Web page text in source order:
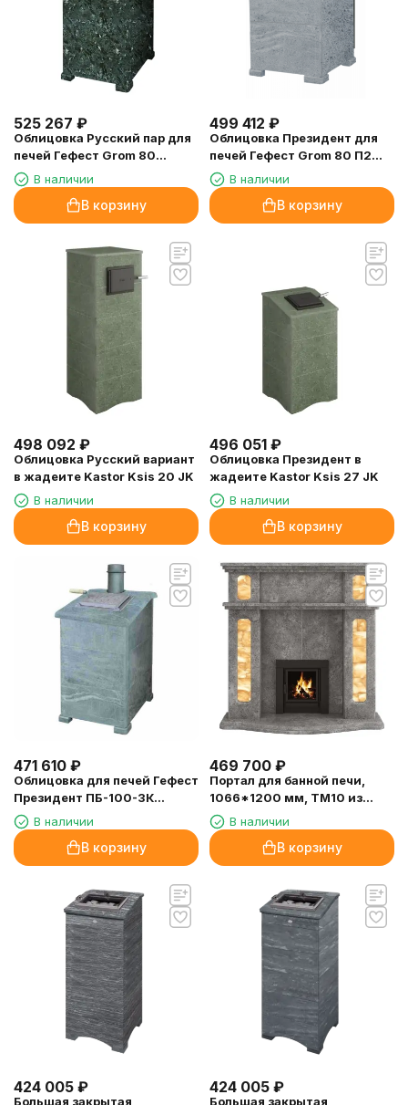
525 267 ₽
Облицовка Русский пар для
печей Гефест Grom 80
Серпентинит (1680/60)
В наличии
В корзину
499 412 ₽
Облицовка Президент для
печей Гефест Grom 80 П2
Талькомагнезит (1320/60)
В наличии
В корзину
498 092 ₽
Облицовка Русский вариант
в жадеите Kastor Ksis 20 JK
В наличии
В корзину
496 051 ₽
Облицовка Президент в
жадеите Kastor Ksis 27 JK
В наличии
В корзину
471 610 ₽
Облицовка для печей Гефест
Президент ПБ-100-3К
Талькохлорит
В наличии
В корзину
469 700 ₽
Портал для банной печи,
1066*1200 мм, ТМ10 из
талькомагнезита
В наличии
В корзину
424 005 ₽
Большая закрытая
424 005 ₽
Большая закрытая